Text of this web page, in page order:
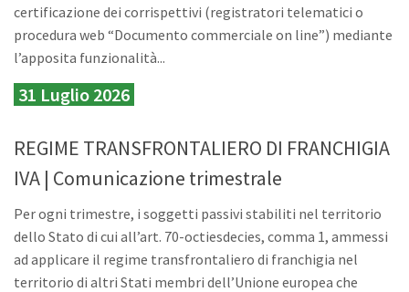
certificazione dei corrispettivi (registratori telematici o
procedura web “Documento commerciale on line”) mediante
l’apposita funzionalità...
31 Luglio 2026
REGIME TRANSFRONTALIERO DI FRANCHIGIA
IVA | Comunicazione trimestrale
Per ogni trimestre, i soggetti passivi stabiliti nel territorio
dello Stato di cui all’art. 70-octiesdecies, comma 1, ammessi
ad applicare il regime transfrontaliero di franchigia nel
territorio di altri Stati membri dell’Unione europea che